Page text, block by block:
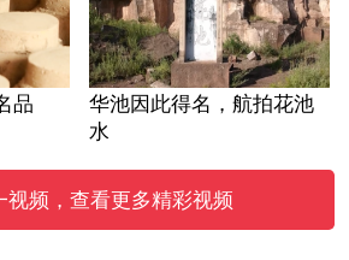
品
华池因此得名，航拍花池
水
视频，查看更多精彩视频